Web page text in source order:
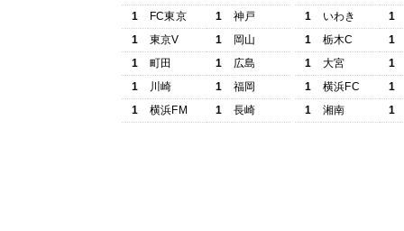
1
FC東京 1
神戸
1
東京V 1
岡山
1
町田 1
広島
1
川崎 1
福岡
1
横浜FM 1 長崎
1
いわき
1
1
栃木C
1
1
大宮
1
1
横浜FC
1
1
湘南 1